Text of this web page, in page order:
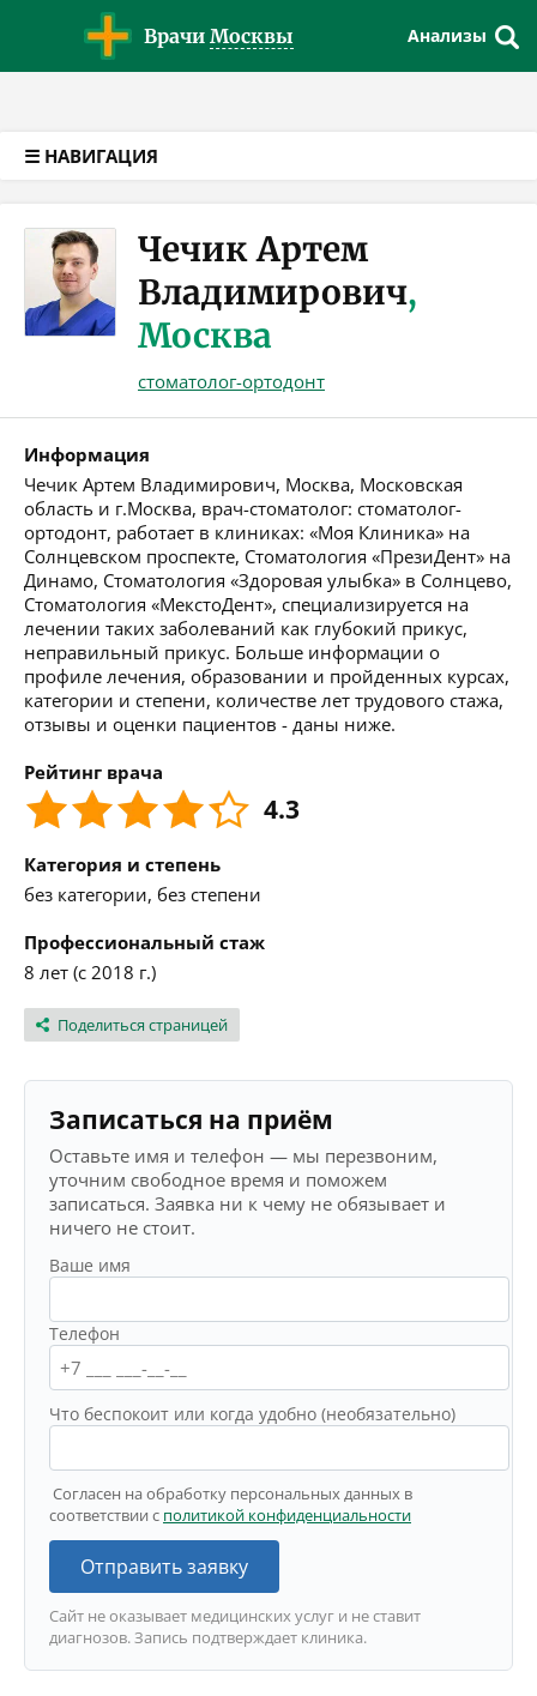
Врачи Москвы Анализы
☰ НАВИГАЦИЯ
Чечик Артем
Владимирович,
Москва
стоматолог-ортодонт
Информация
Чечик Артем Владимирович, Москва, Московская
область и г.Москва, врач-стоматолог: стоматолог-
ортодонт, работает в клиниках: «Моя Клиника» на
Солнцевском проспекте, Стоматология «ПрезиДент» на
Динамо, Стоматология «Здоровая улыбка» в Солнцево,
Стоматология «МекстоДент», специализируется на
лечении таких заболеваний как глубокий прикус,
неправильный прикус. Больше информации о
профиле лечения, образовании и пройденных курсах,
категории и степени, количестве лет трудового стажа,
отзывы и оценки пациентов - даны ниже.
Рейтинг врача
4.3
Категория и степень
без категории, без степени
Профессиональный стаж
8 лет (с 2018 г.)
Поделиться страницей
Записаться на приём
Оставьте имя и телефон — мы перезвоним,
уточним свободное время и поможем
записаться. Заявка ни к чему не обязывает и
ничего не стоит.
Ваше имя
Телефон
Что беспокоит или когда удобно (необязательно)
Согласен на обработку персональных данных в
соответствии с политикой конфиденциальности
Отправить заявку
Сайт не оказывает медицинских услуг и не ставит
диагнозов. Запись подтверждает клиника.